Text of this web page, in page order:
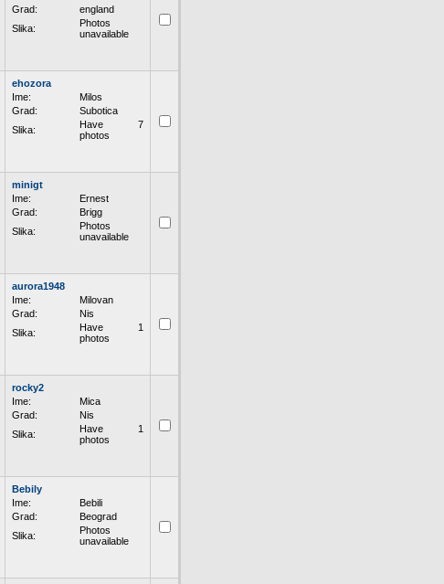
Grad:
england
Slika:
Photos
unavailable
ehozora
Ime:
Milos
Grad:
Subotica
Slika:
Have 7
photos
minigt
Ime:
Ernest
Grad:
Brigg
Slika:
Photos
unavailable
aurora1948
Ime:
Milovan
Grad:
Nis
Slika:
Have 1
photos
rocky2
Ime:
Mica
Grad:
Nis
Slika:
Have 1
photos
Bebily
Ime:
Bebili
Grad:
Beograd
Slika:
Photos
unavailable